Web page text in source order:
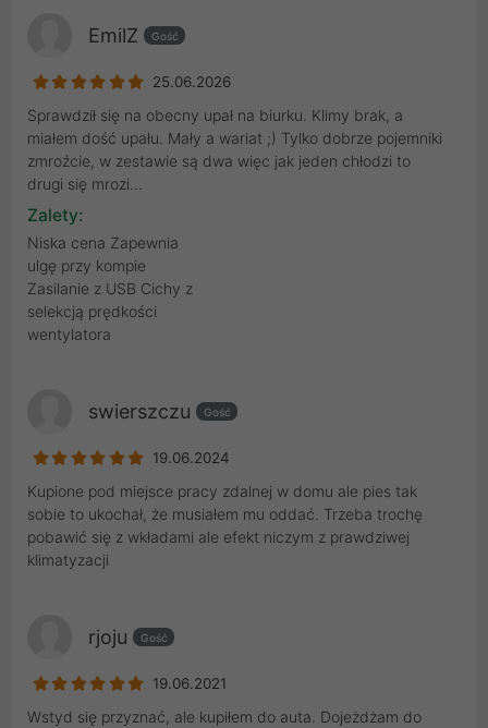
EmilZ Gość
25.06.2026
Sprawdził się na obecny upał na biurku. Klimy brak, a
miałem dość upału. Mały a wariat ;) Tylko dobrze pojemniki
zmroźcie, w zestawie są dwa więc jak jeden chłodzi to
drugi się mrozi...
Zalety:
Niska cena Zapewnia
ulgę przy kompie
Zasilanie z USB Cichy z
selekcją prędkości
wentylatora
swierszczu Gość
19.06.2024
Kupione pod miejsce pracy zdalnej w domu ale pies tak
sobie to ukochał, że musiałem mu oddać. Trzeba trochę
pobawić się z wkładami ale efekt niczym z prawdziwej
klimatyzacji
rjoju Gość
19.06.2021
Wstyd się przyznać, ale kupiłem do auta. Dojeżdżam do